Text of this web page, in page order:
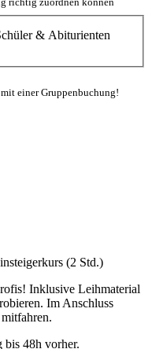
& Abiturienten
einer Gruppenbuchung!
(2 Std.)
Inklusive Leihmaterial
Im Anschluss
bis 48h vorher.